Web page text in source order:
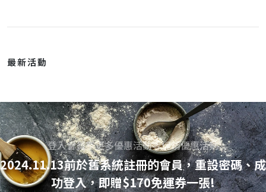
最新活動
登入會員享更多優惠活動等促銷優惠活動
2024.11.13前於舊系統註冊的會員，重設密碼、成
功登入，即贈$170免運券一張!